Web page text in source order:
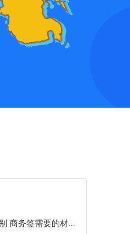
签需要的材料有哪些